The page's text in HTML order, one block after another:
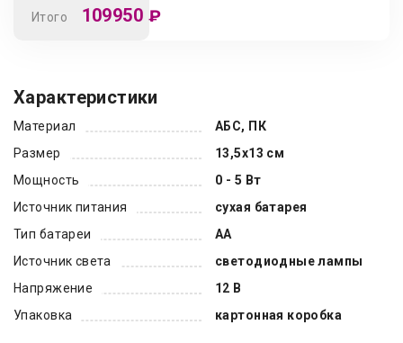
Итого 109950 ₽
Характеристики
Материал
АБС, ПК
Размер
13,5х13 см
Мощность
0 - 5 Вт
Источник питания
сухая батарея
Тип батареи
AA
Источник света
светодиодные лампы
Напряжение
12 В
Упаковка
картонная коробка